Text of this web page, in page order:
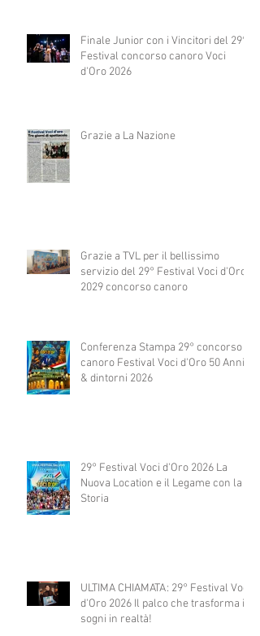
Finale Junior con i Vincitori del 29°
Festival concorso canoro Voci
d'Oro 2026
Grazie a La Nazione
Grazie a TVL per il bellissimo
servizio del 29° Festival Voci d'Oro
2029 concorso canoro
Conferenza Stampa 29° concorso
canoro Festival Voci d'Oro 50 Anni
& dintorni 2026
29° Festival Voci d'Oro 2026 La
Nuova Location e il Legame con la
Storia
ULTIMA CHIAMATA: 29° Festival Voci
d'Oro 2026 Il palco che trasforma i
sogni in realtà!